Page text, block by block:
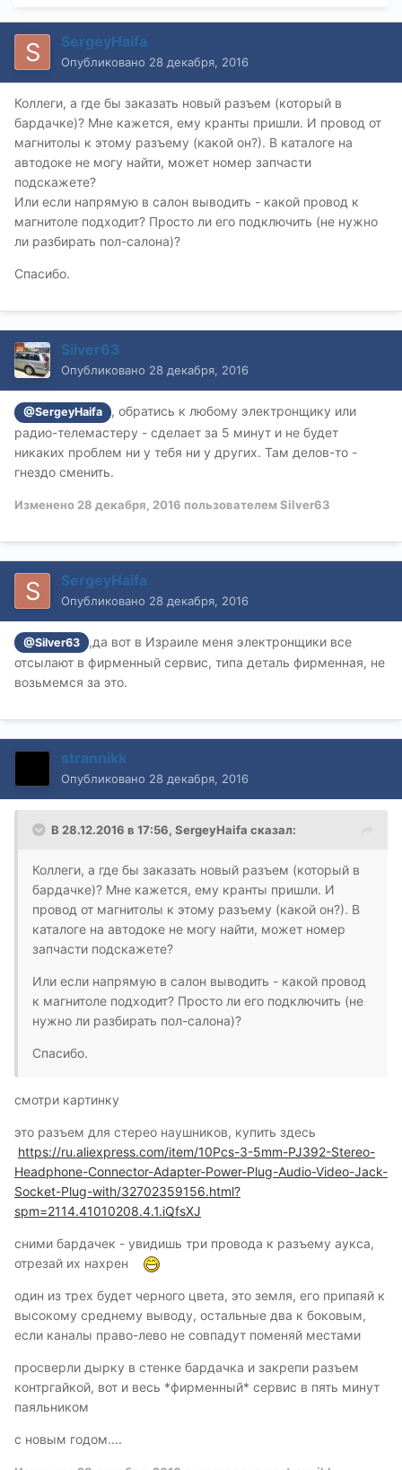
SergeyHaifa
Опубликовано 28 декабря, 2016
Коллеги, а где бы заказать новый разъем (который в
бардачке)? Мне кажется, ему кранты пришли. И провод от
магнитолы к этому разъему (какой он?). В каталоге на
автодоке не могу найти, может номер запчасти
подскажете?
Или если напрямую в салон выводить - какой провод к
магнитоле подходит? Просто ли его подключить (не нужно
ли разбирать пол-салона)?
Спасибо.
Silver63
Опубликовано 28 декабря, 2016
@SergeyHaifa
, обратись к любому электронщику или
радио-телемастеру - сделает за 5 минут и не будет
никаких проблем ни у тебя ни у других. Там делов-то -
гнездо сменить.
Изменено 28 декабря, 2016 пользователем Silver63
SergeyHaifa
Опубликовано 28 декабря, 2016
@Silver63
,да вот в Израиле меня электронщики все
отсылают в фирменный сервис, типа деталь фирменная, не
возьмемся за это.
strannikk
Опубликовано 28 декабря, 2016
В 28.12.2016 в 17:56, SergeyHaifa сказал:
Коллеги, а где бы заказать новый разъем (который в
бардачке)? Мне кажется, ему кранты пришли. И
провод от магнитолы к этому разъему (какой он?). В
каталоге на автодоке не могу найти, может номер
запчасти подскажете?
Или если напрямую в салон выводить - какой провод
к магнитоле подходит? Просто ли его подключить (не
нужно ли разбирать пол-салона)?
Спасибо.
смотри картинку
это разъем для стерео наушников, купить здесь
https://ru.aliexpress.com/item/10Pcs-3-5mm-PJ392-Stereo-
Headphone-Connector-Adapter-Power-Plug-Audio-Video-Jack-
Socket-Plug-with/32702359156.html?
spm=2114.41010208.4.1.iQfsXJ
сними бардачек - увидишь три провода к разъему аукса,
отрезай их нахрен
один из трех будет черного цвета, это земля, его припаяй к
высокому среднему выводу, остальные два к боковым,
если каналы право-лево не совпадут поменяй местами
просверли дырку в стенке бардачка и закрепи разъем
контргайкой, вот и весь *фирменный* сервис в пять минут
паяльником
с новым годом....